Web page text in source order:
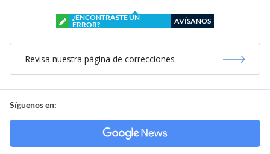
¿ENCONTRASTE UN
ERROR?
AVÍSANOS
Revisa nuestra página de correcciones
Síguenos en: